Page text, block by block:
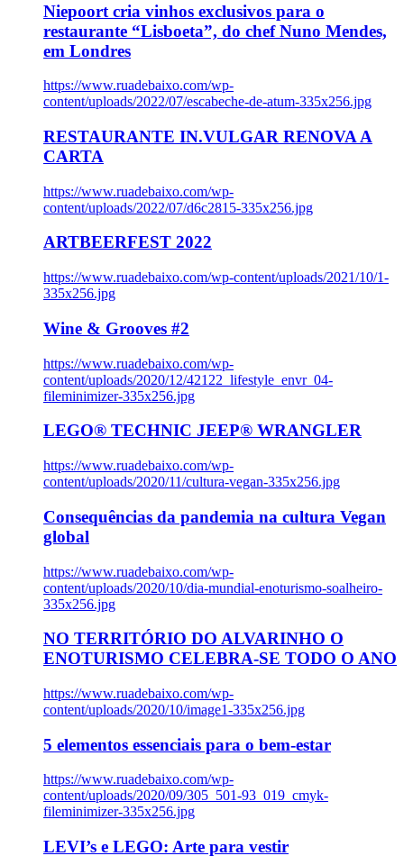
Niepoort cria vinhos exclusivos para o
restaurante “Lisboeta”, do chef Nuno Mendes,
em Londres
https://www.ruadebaixo.com/wp-
content/uploads/2022/07/escabeche-de-atum-335x256.jpg
RESTAURANTE IN.VULGAR RENOVA A
CARTA
https://www.ruadebaixo.com/wp-
content/uploads/2022/07/d6c2815-335x256.jpg
ARTBEERFEST 2022
https://www.ruadebaixo.com/wp-content/uploads/2021/10/1-
335x256.jpg
Wine & Grooves #2
https://www.ruadebaixo.com/wp-
content/uploads/2020/12/42122_lifestyle_envr_04-
fileminimizer-335x256.jpg
LEGO® TECHNIC JEEP® WRANGLER
https://www.ruadebaixo.com/wp-
content/uploads/2020/11/cultura-vegan-335x256.jpg
Consequências da pandemia na cultura Vegan
global
https://www.ruadebaixo.com/wp-
content/uploads/2020/10/dia-mundial-enoturismo-soalheiro-
335x256.jpg
NO TERRITÓRIO DO ALVARINHO O
ENOTURISMO CELEBRA-SE TODO O ANO
https://www.ruadebaixo.com/wp-
content/uploads/2020/10/image1-335x256.jpg
5 elementos essenciais para o bem-estar
https://www.ruadebaixo.com/wp-
content/uploads/2020/09/305_501-93_019_cmyk-
fileminimizer-335x256.jpg
LEVI’s e LEGO: Arte para vestir